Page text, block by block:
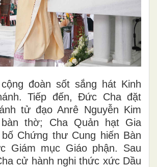
đoàn sốt sắng hát Kinh
Tiếp đến, Đức Cha đặt
tử đạo Anrê Nguyễn Kim
thờ; Cha Quản hạt Gia
Chứng thư Cung hiến Bàn
Giám mục Giáo phận. Sau
cử hành nghi thức xức Dầu